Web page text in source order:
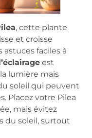
, cette plante
et croisse
faciles à
est
lumière mais
soleil qui peuvent
Placez votre Pilea
mais évitez
du soleil, surtout